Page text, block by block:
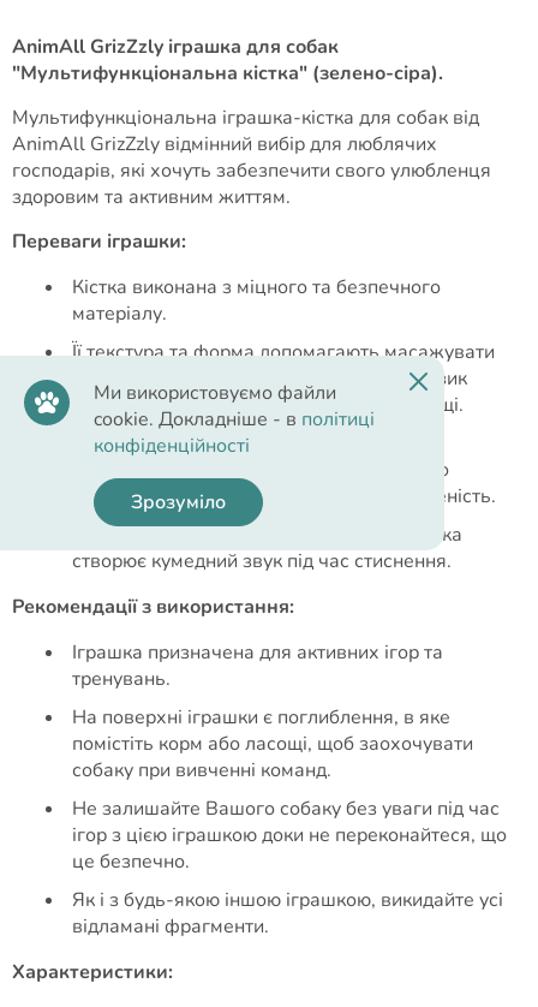
AnimAll GrizZzly іграшка для собак
"Мультифункціональна кістка" (зелено-сіра).
Мультифункціональна іграшка-кістка для собак від
AnimAll GrizZzly відмінний вибір для люблячих
господарів, які хочуть забезпечити свого улюбленця
здоровим та активним життям.
Переваги іграшки:
Кістка виконана з міцного та безпечного
матеріалу.
Її текстура та форма допомагають масажувати
зуби та ясна, що у свою чергу знижує ризик
утворення зубного нальоту та хвороб пащі.
Помаранчево-жовтий колір робить його
яскравим та привабливим для собаки, що
допоможе утримувати увагу та зацікавленість.
Також іграшка має пищалку всередині, яка
створює кумедний звук під час стиснення.
Рекомендації з використання:
Іграшка призначена для активних ігор та
тренувань.
На поверхні іграшки є поглиблення, в яке
помістіть корм або ласощі, щоб заохочувати
собаку при вивченні команд.
Не залишайте Вашого собаку без уваги під час
ігор з цією іграшкою доки не переконайтеся, що
це безпечно.
Як і з будь-якою іншою іграшкою, викидайте усі
відламані фрагменти.
Характеристики:
Ми використовуємо файли
cookie. Докладніше - в політиці
конфіденційності
Зрозуміло